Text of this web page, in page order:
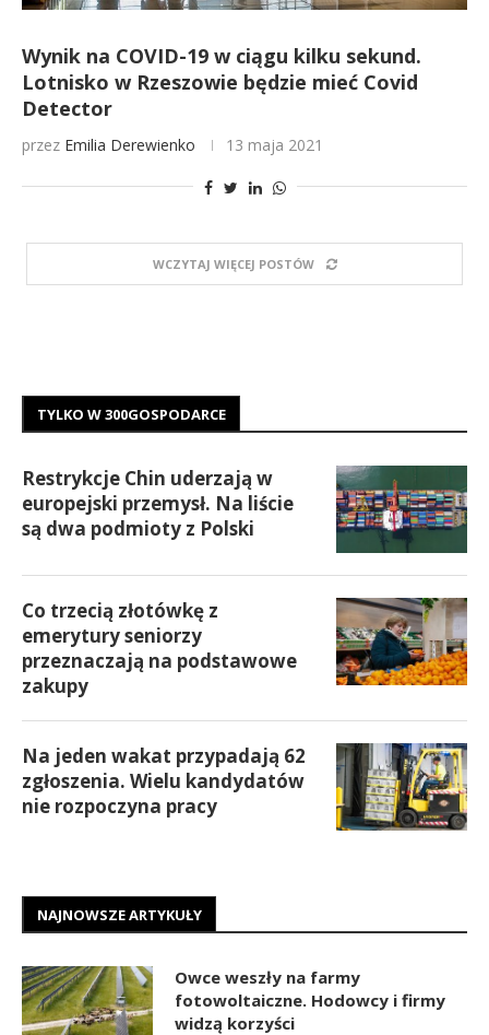
Wynik na COVID-19 w ciągu kilku sekund.
Lotnisko w Rzeszowie będzie mieć Covid
Detector
przez Emilia Derewienko 13 maja 2021
WCZYTAJ WIĘCEJ POSTÓW
TYLKO W 300GOSPODARCE
Restrykcje Chin uderzają w
europejski przemysł. Na liście
są dwa podmioty z Polski
Co trzecią złotówkę z
emerytury seniorzy
przeznaczają na podstawowe
zakupy
Na jeden wakat przypadają 62
zgłoszenia. Wielu kandydatów
nie rozpoczyna pracy
NAJNOWSZE ARTYKUŁY
Owce weszły na farmy
fotowoltaiczne. Hodowcy i firmy
widzą korzyści